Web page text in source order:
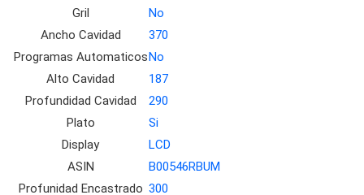
Gril
No
Ancho Cavidad
370
Programas AutomaticosNo
Alto Cavidad
187
Profundidad Cavidad
290
Plato
Si
Display
LCD
ASIN
B00546RBUM
Profunidad Encastrado 300